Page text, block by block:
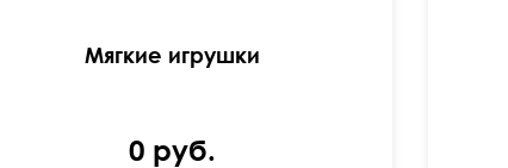
Мягкие игрушки
0 руб.